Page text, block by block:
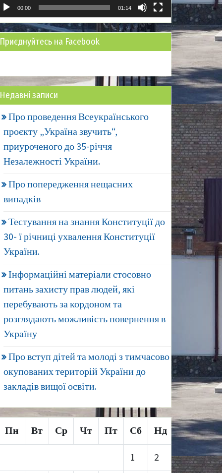
00:00 01:14
Приєднуйтесь на Facebook
Недавні записи
Про проведення Всеукраїнського
проєкту „Україна звучить“,
приуроченого до 35-річчя
Незалежності України.
Про попередження нещасних
випадків
Тестування на знання Конституції до
30- ї річниці ухвалення Конституції
України.
Інформаційні матеріали стосовно
питань захисту прав людей, які
перебувають за кордоном та
розглядають можливість повернення в
Україну
Про вступ дітей та молоді з тимчасово
окупованих територій України до
закладів вищої освіти.
Пн Вт Ср Чт Пт Сб Нд
1 2